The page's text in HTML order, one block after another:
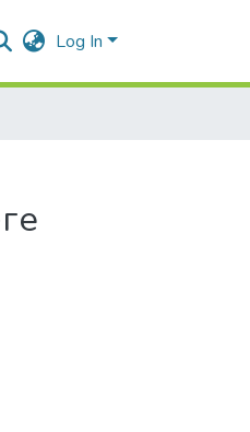
Log In